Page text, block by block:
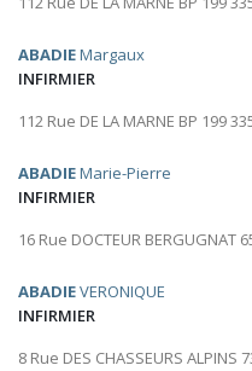
ABADIEMargaux
INFIRMIER
112 Rue DE LA MARNE BP 199
ABADIEMarie-Pierre
INFIRMIER
16 Rue DOCTEUR
ABADIEVERONIQUE
INFIRMIER
8 Rue DES CHASSEURS ALPINS